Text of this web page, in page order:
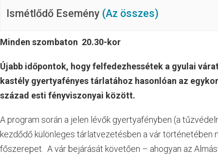
Ismétlődő Esemény (Az összes)
Minden szombaton 20.30-kor
Újabb időpontok, hogy felfedezhessétek a gyulai
kastély gyertyafényes tárlatához hasonlóan az
század esti fényviszonyai között.
A program során a jelen lévők gyertyafényben (a
kezdődő különleges tárlatvezetésben a vár
főszerepet. A vár bejárását követően – ahogyan az